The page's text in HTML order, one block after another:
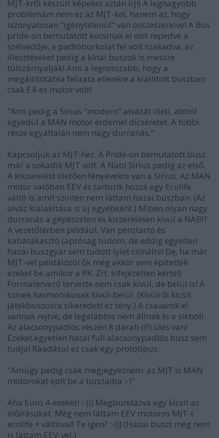
MJT-kről készült képeket aztán írj!) A legnagyobb
problémám nem ez az MJT-kel, hanem az, hogy
iszonyatosan "igénytelenül" van összeszerelve! A Bus
pride-on bemutatott kocsinak el volt repedve a
szélvédője, a padlóburkolat fel volt szakadva, az
illesztéseket pedig a kínai buszok is messze
túlszárnyalják! Ami a legrosszabb, hogy a
megállítótábla felirata ellenére a kiállított buszban
csak E4-es motor volt!
"Ami pedig a Sirius "modern" alvázát illeti, abból
egyedül a MAN motor érdemel dícséretet. A többi
része egyáltalán nem nagy durranás."
Kapcsoljuk az MJT-hez. A Pride-on bemutatott busz
már a sokadik MJT volt. A Nabi Sirius pedig az első.
A kiszerelést illetően fényévekre van a Sirius. Az MAN
motor valóban EEV és tartozik hozzá egy Ecolife
váltó is amit szintén nem láttam hazai buszban. (Az
alváz kialakítása is új egyébként.) Miben olyan nagy
durranás a gépészeten és kiszerelésen kívül a NABI?
A vezetőtérben például. Van pénztartó és
kabátakasztó (apróság tudom, de eddig egyetlen
hazai buszgyár sem tudott iylet csinálni! De, ha már
MJT-vel példálózól ők még akkor sem építették
ezeket be amikor a PK. Zrt. kifejezetten kérte!)
Formatervező tervezte nem csak kívül, de belül is! A
színek harmonikusak kívül-belül. (Kívülről kicsit
játékbuszosra sikeredett ez tény.) A csavarok el
vannak rejtve, de legalábbis nem állnak ki a síkból!
Az alacsonypadlós részen 8 darab (!?) ülés van!
Ezeket egyetlen hazai full alacsonypadlós busz sem
tudja! Ráadásul ez csak egy prototípus.
"Amúgy pedig csak megjegyezném: az MJT is MAN
motorokat épít be a buszaiba :-)"
Aha Euro 4-eseket! :-))) Megbundázva egy kicsit az
előírásokat. Még nem láttam EEV motoros MJT-t
ecolife + váltóval! Te igen? :-))) (Hazai buszt még nem
is láttam EEV-vel.)